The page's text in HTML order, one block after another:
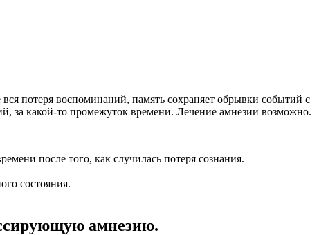
потеря воспоминаний, память сохраняет обрывки событий с
за какой-то промежуток времени. Лечение амнезии возможно.
после того, как случилась потеря сознания.
состояния.
амнезию.